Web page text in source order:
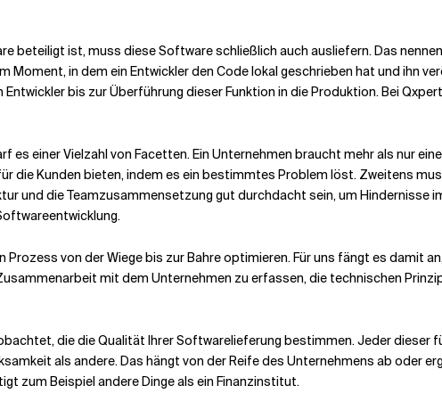
beteiligt ist, muss diese Software schließlich auch ausliefern. Das
in dem ein Entwickler den Code lokal geschrieben hat und ihn
bis zur Überführung dieser Funktion in die Produktion. Bei
es einer Vielzahl von Facetten. Ein Unternehmen braucht mehr als nur
die Kunden bieten, indem es ein bestimmtes Problem löst. Zweitens
und die Teamzusammensetzung gut durchdacht sein, um Hindernisse
von der Wiege bis zur Bahre optimieren. Für uns fängt es damit
mit dem Unternehmen zu erfassen, die technischen
die die Qualität Ihrer Softwarelieferung bestimmen. Jeder dieser
als andere. Das hängt von der Reife des Unternehmens ab oder
zum Beispiel andere Dinge als ein Finanzinstitut.